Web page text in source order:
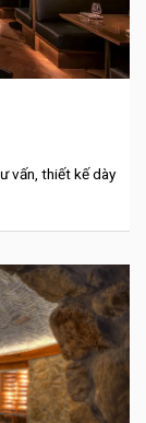
vấn, thiết kế dày